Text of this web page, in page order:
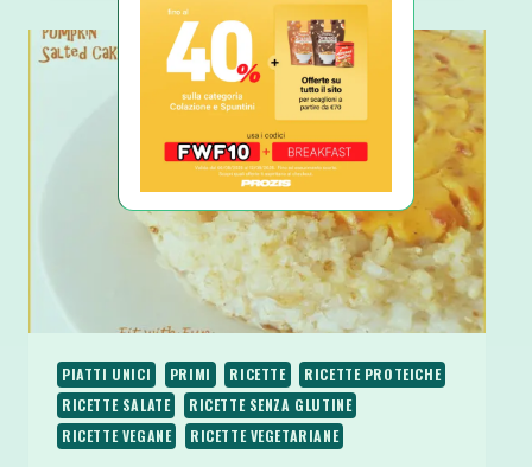
CASA
VEGAN
SENZA
PIATTI UNICI PRIMI RICETTE
RICETTE PROTEICHE
RICETTE SALATE
RICETTE SENZA GLUTINE
RICETTE VEGANE
RICETTE VEGETARIANE